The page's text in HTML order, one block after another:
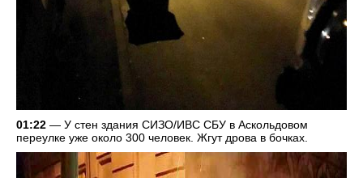
01:22 — У стен здания СИЗО/ИВС СБУ в Аскольдовом
переулке уже около 300 человек. Жгут дрова в бочках.